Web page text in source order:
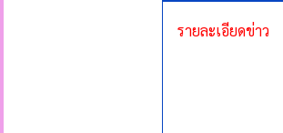
รายละเอียดข่าว